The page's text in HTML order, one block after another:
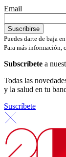
Email
Puedes darte de baja
Para más información,
Subscríbete a
Todas las
y la salud en tu
Suscríbete